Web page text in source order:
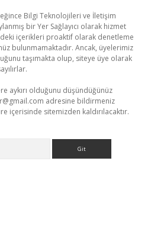
Bilgi Teknolojileri ve İletişim
bir Yer Sağlayıcı olarak hizmet
içerikleri proaktif olarak denetleme
bulunmamaktadır. Ancak, üyelerimiz
taşımakta olup, siteye üye olarak
aykırı olduğunu düşündüğünüz
adresine bildirmeniz
içerisinde sitemizden kaldırılacaktır.